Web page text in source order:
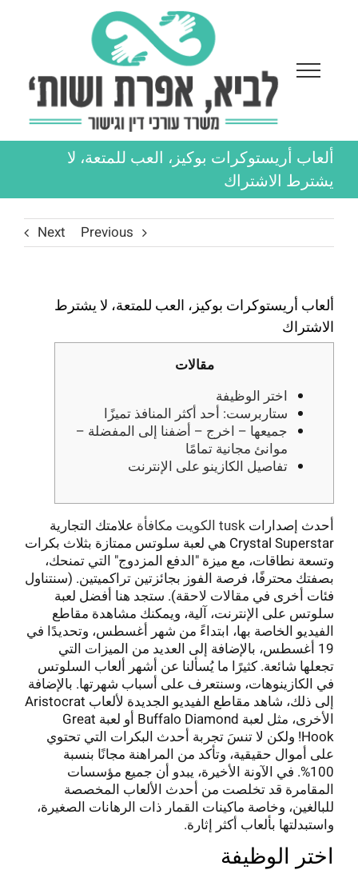
ألعاب أريستوكرات بوكيز، العب للمتعة، لا
يشترط الاشتراك
Previous
Next
ألعاب أريستوكرات بوكيز، العب للمتعة، لا يشترط
الاشتراك
مقالات
اختر الوظيفة
ستاربرست: أحد أكثر المنافذ تميزًا
جميعها – اخرج – أضفنا إلى المفضلة –
موانئ مجانية تمامًا
تفاصيل الكازينو على الإنترنت
أحدث إصدارات tusk الكويت مكافأة
علامتك التجارية
Crystal Superstar هي لعبة سلوتس ممتازة بثلاث بكرات
وتسعة نطاقات، مع ميزة "الدفع المزدوج" التي تمنحك،
بصفتك محترفًا، فرصة الفوز بجائزتين تراكميتين. (سنتناول
فئات أخرى في مقالات لاحقة). ستجد هنا أفضل لعبة
سلوتس على الإنترنت، آلية، ويمكنك مشاهدة مقاطع
الفيديو الخاصة بها، ابتداءً من شهر أغسطس، وتحديدًا في
19 أغسطس، بالإضافة إلى العديد من الميزات التي
تجعلها شائعة. كثيرًا ما يُسألنا عن أشهر ألعاب السلوتس
في الكازينوهات، وسنتعرف على أسباب شهرتها. بالإضافة
إلى ذلك، شاهد مقاطع الفيديو الجديدة لألعاب Aristocrat
الأخرى، مثل لعبة Buffalo Diamond أو لعبة Great
Hook! ولكن لا تنسَ تجربة أحدث البكرات التي تحتوي
على أموال حقيقية، وتأكد من المراهنة مجانًا بنسبة
100%. في الآونة الأخيرة، يبدو أن جميع مؤسسات
المقامرة قد تخلصت من أحدث الألعاب المخصصة
للبالغين، وخاصة ماكينات القمار ذات الرهانات الصغيرة،
واستبدلتها بألعاب أكثر إثارة.
اختر الوظيفة